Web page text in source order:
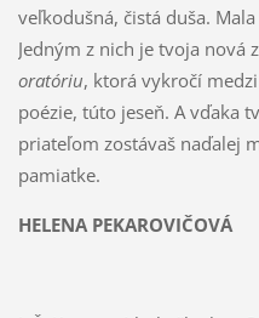
veľkodušná, čistá duša.
Jedným z nich je tvoja nová
oratóriu, ktorá vykročí
poézie, túto jeseň. A vďaka
priateľom zostávaš naďalej
pamiatke.
HELENA PEKAROVIČOVÁ